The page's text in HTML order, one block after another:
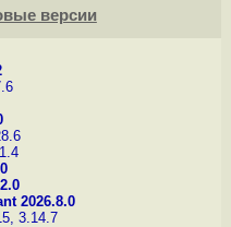
версии
2026.8.0
3.14.7